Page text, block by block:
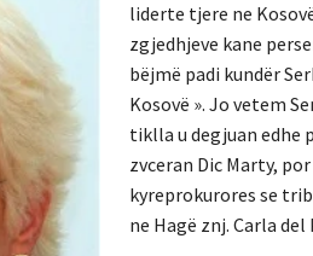
liderte tjere ne
zgjedhjeve kane
bëjmë padi kundër
Kosovë ». Jo vetem
tiklla u degjuan edhe
zvceran Dic Marty,
kyreprokurores se
ne Hagë znj. Carla del